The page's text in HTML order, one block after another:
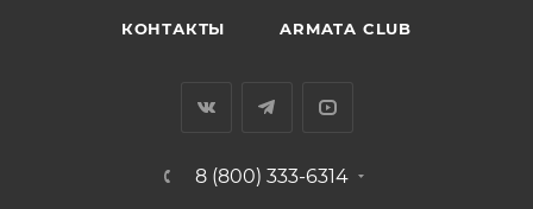
КОНТАКТЫ ARMATA CLUB
8 (800) 333-6314